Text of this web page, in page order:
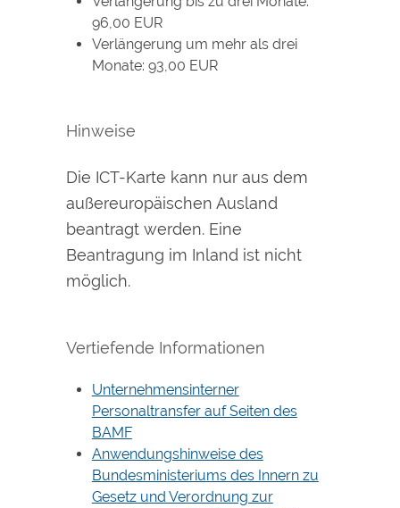
96,00 EUR
Verlängerung um mehr als drei
Monate: 93,00 EUR
Hinweise
Die ICT-Karte kann nur aus dem
außereuropäischen Ausland
beantragt werden. Eine
Beantragung im Inland ist nicht
möglich.
Vertiefende Informationen
Unternehmensinterner
Personaltransfer auf Seiten des
BAMF
Anwendungshinweise des
Bundesministeriums des Innern zu
Gesetz und Verordnung zur